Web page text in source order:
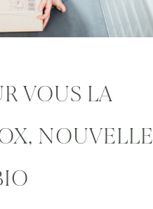
VOUS LA
NOUVELLE